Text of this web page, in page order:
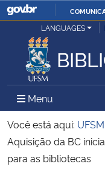
Ministério da Justiça e
Ministério da Defesa
Ministério das Relações
Ministério da Economia
LANGUAGES
Menu Menu
Você está aqui: UFSM
Aquisição da BC
para as bibliotecas